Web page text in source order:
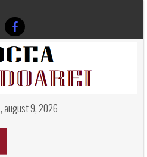
august 9, 2026